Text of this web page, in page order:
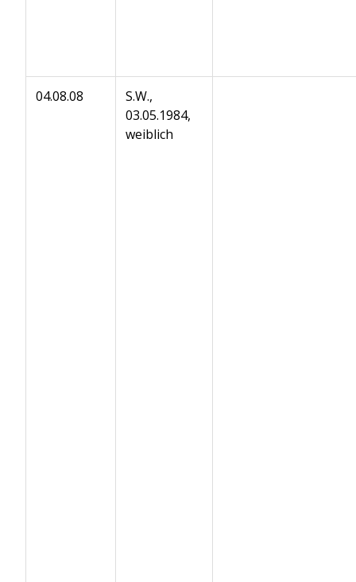
04.08.08
S.W.,
03.05.1984,
weiblich